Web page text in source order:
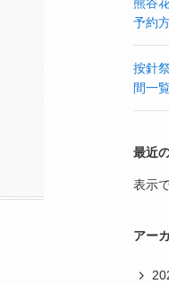
予約
按針
間一
最近
表示
アー